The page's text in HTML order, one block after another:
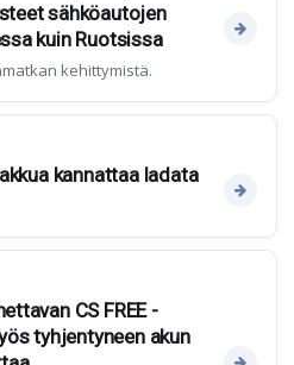
sähköautojen
kuin Ruotsissa
kehittymistä.
kannattaa ladata
CS FREE -
tyhjentyneen akun